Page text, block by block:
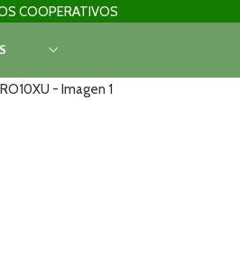
COOPERATIVOS